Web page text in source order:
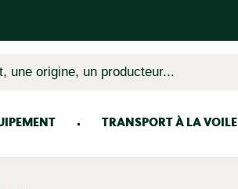
une origine, un producteur...
TRANSPORT À LA VOILE